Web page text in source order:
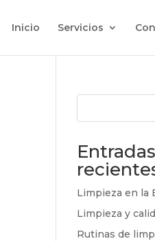
Inicio Servicios
Entradas
Limpieza en la
Limpieza y
Rutinas de